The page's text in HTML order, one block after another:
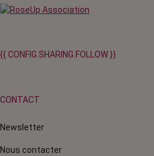
{{ CONFIG.SHARING.FOLLOW }}
CONTACT
Newsletter
Nous contacter